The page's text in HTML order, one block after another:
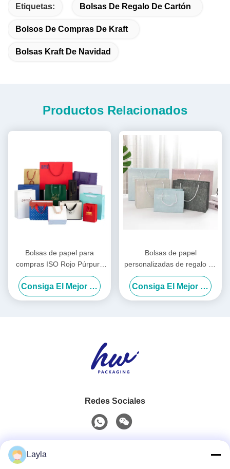
Etiquetas: Bolsas De Regalo De Cartón
Bolsos De Compras De Kraft
Bolsas Kraft De Navidad
Productos Relacionados
Bolsas de papel para
compras ISO Rojo Púrpura
Ropa Bolsas de compras
Logotipo Personalizado
Consiga El Mejor Precio
Bolsas de papel
personalizadas de regalo de
mano Bolsas de regalo de
cumpleaños de estilo INS
Consiga El Mejor Precio
Redes Sociales
Layla